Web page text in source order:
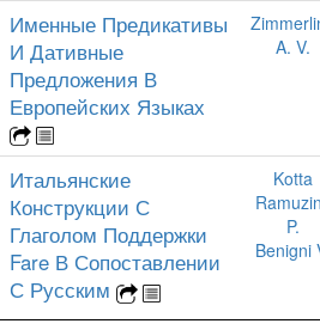
Именные Предикативы
И Дативные
Предложения В
Европейских Языках
A. V.
Итальянские
Конструкции С
Глаголом Поддержки
Fare В Сопоставлении
С Русским
Kotta
P.
Benigni